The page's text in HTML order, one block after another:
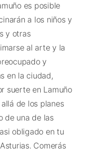
es posible
a los niños y
y otras
al arte y la
y
en la ciudad,
suerte en Lamuño
de los planes
de una de las
obligado en tu
Comerás